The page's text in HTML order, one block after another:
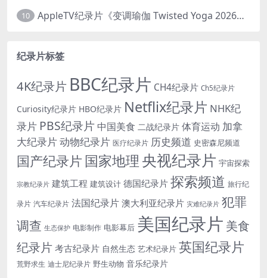
10 AppleTV纪录片《变调瑜伽 Twisted Yoga 2026》全3集 英语中英双字 无水印纯净版 1080P/MKV/10G 瑜伽大师背后的真相
纪录片标签
4K纪录片 BBC纪录片 CH4纪录片 Ch5纪录片
Curiosity纪录片 HBO纪录片 Netflix纪录片 NHK纪
录片 PBS纪录片 中国美食 二战纪录片 体育运动 加拿
大纪录片动物纪录片 医疗纪录片 历史频道 史密森尼频道
国产纪录片 国家地理 央视纪录片 宇宙探索
宗教纪录片 建筑工程 建筑设计 德国纪录片 探索频道 旅行纪
录片 汽车纪录片 法国纪录片 澳大利亚纪录片 灾难纪录片 犯罪
调查 生态保护 电影制作 电影幕后 美国纪录片 美食
纪录片考古纪录片 自然生态 艺术纪录片 英国纪录片
荒野求生 迪士尼纪录片 野生动物 音乐纪录片